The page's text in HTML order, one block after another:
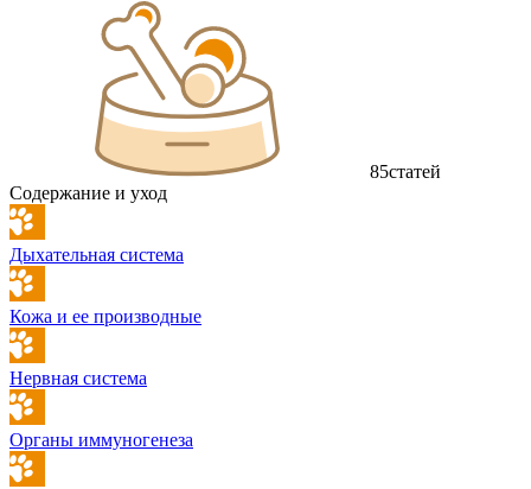
85статей
Содержание и уход
Дыхательная система
Кожа и ее производные
Нервная система
Органы иммуногенеза